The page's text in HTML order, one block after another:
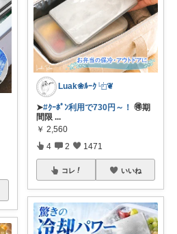
Luak❀ﾙｰｸ ⿻❦
➤#ｸｰﾎﾟﾝ利用で730円～！ 🉐期
間限 ...
￥ 2,560
4 2 1471
コレ いいね